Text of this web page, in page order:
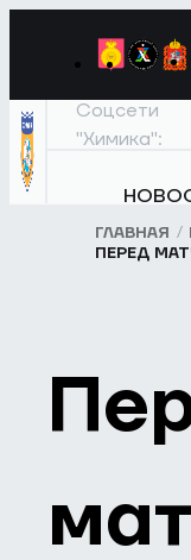
Соцсети
"Химика":
ГЛАВНАЯ
ПЕРЕД